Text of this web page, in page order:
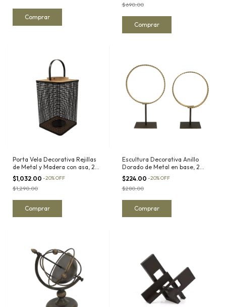
$690.00
Comprar
Porta Vela Decorativa Rejillas
de Metal y Madera con asa, 2
Tamaños Disponibles
$1,032.00 -20%OFF
$1,290.00
Comprar
Escultura Decorativa Anillo
Dorado de Metal en base, 2
Tamaños Disponibles
$224.00 -20%OFF
$280.00
Comprar